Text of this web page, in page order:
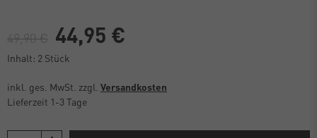
49,90 € 44,95 €
Inhalt: 2 Stück
inkl. ges. MwSt. zzgl. Versandkosten
Lieferzeit 1-3 Tage